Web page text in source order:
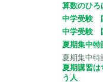
算数のひろ
中学受験
中学受験
夏期集中特
夏期集中特
夏期講習は
う人